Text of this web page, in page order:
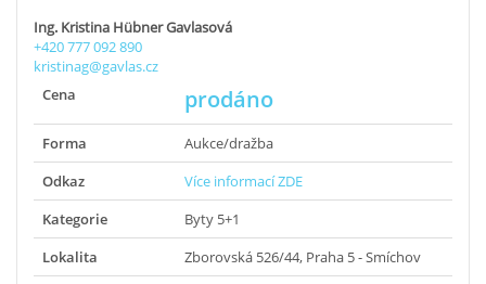
Ing. Kristina Hübner Gavlasová
+420 777 092 890
kristinag@gavlas.cz
Cena
prodáno
Forma
Aukce/dražba
Odkaz
Více informací ZDE
Kategorie
Byty 5+1
Lokalita
Zborovská 526/44, Praha 5 - Smíchov